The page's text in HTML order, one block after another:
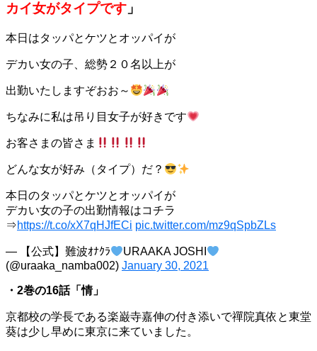
カイ女がタイプです 」
本日はタッパとケツとオッパイが
デカい女の子、総勢２０名以上が
出勤いたしますぞおお～
ちなみに私は吊り目女子が好きです
お客さまの皆さま
どんな女が好み（タイプ）だ？
本日のタッパとケツとオッパイが
デカい女の子の出勤情報はコチラ
⇒https://t.co/xX7qHJfECi pic.twitter.com/mz9qSpbZLs
— 【公式】難波ｵﾅｸﾗ
URAAKA JOSHI
(@uraaka_namba002) January 30, 2021
・2巻の16話「情」
京都校の学長である楽巌寺嘉伸の付き添いで禪院真依と東堂
葵は少し早めに東京に来ていました。